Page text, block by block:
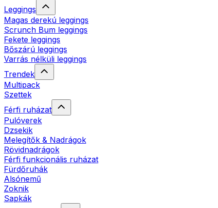
Leggings
Magas derekú leggings
Scrunch Bum leggings
Fekete leggings
Bőszárú leggings
Varrás nélküli leggings
Trendek
Multipack
Szettek
Férfi ruházat
Pulóverek
Dzsekik
Melegítők & Nadrágok
Rövidnadrágok
Férfi funkcionális ruházat
Fürdőruhák
Alsónemű
Zoknik
Sapkák